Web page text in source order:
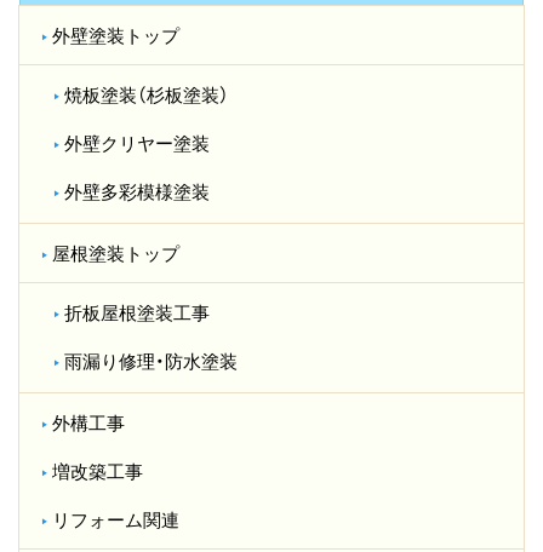
外壁塗装トップ
焼板塗装（杉板塗装）
外壁クリヤー塗装
外壁多彩模様塗装
屋根塗装トップ
折板屋根塗装工事
雨漏り修理・防水塗装
外構工事
増改築工事
リフォーム関連